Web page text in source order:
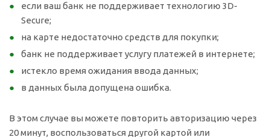
если ваш банк не поддерживает технологию 3D-
Secure;
на карте недостаточно средств для покупки;
банк не поддерживает услугу платежей в интернете;
истекло время ожидания ввода данных;
в данных была допущена ошибка.
В этом случае вы можете повторить авторизацию через
20 минут, воспользоваться другой картой или